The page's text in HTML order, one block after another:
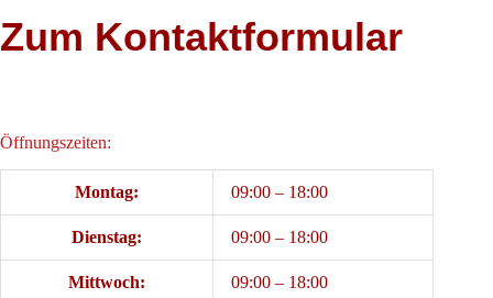
Zum Kontaktformular
Öffnungszeiten:
Montag: 09:00 – 18:00
Dienstag: 09:00 – 18:00
Mittwoch: 09:00 – 18:00